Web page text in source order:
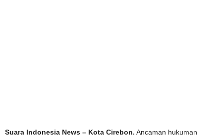
Suara Indonesia News – Kota Cirebon. Ancaman hukuman